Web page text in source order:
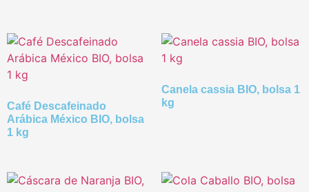
Café Descafeinado
Ar ábica México BIO, bolsa
1 kg
Canela cassia BIO, bolsa 1
kg